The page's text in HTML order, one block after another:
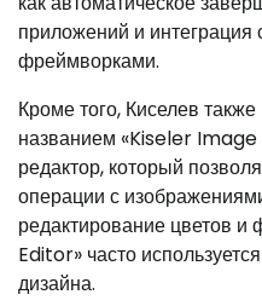
приложений и
фреймворками.
Кроме того, Киселев
названием «Kiseler
редактор, который
операции с
редактирование цветов
Editor» часто
дизайна.